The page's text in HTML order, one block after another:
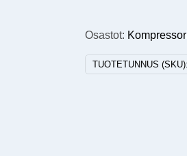
Osastot:
TUOTETUNNUS (SKU):